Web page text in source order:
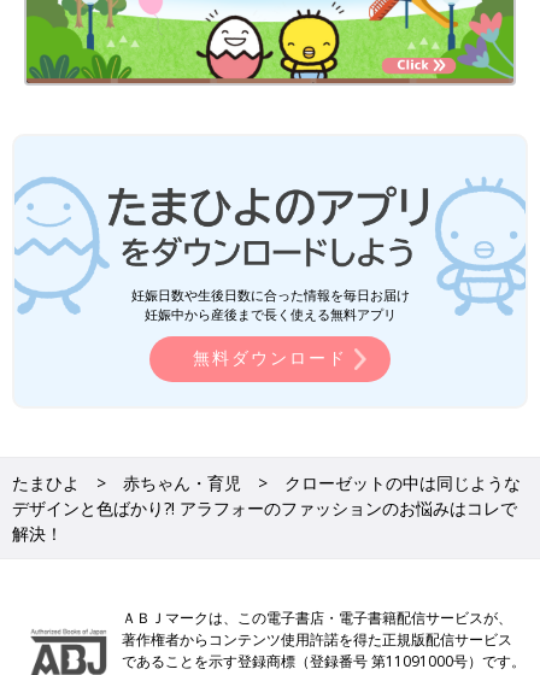
妊娠日数や生後日数に合った情報を毎日お届け
妊娠中から産後まで長く使える無料アプリ
無料ダウンロード
たまひよ 赤ちゃん・育児
クローゼットの中は同じような
デザインと色ばかり?! アラフォーのファッションのお悩みはコレで
解決！
ＡＢＪマークは、この電子書店・電子書籍配信サービスが、
著作権者からコンテンツ使用許諾を得た正規版配信サービス
であることを示す登録商標（登録番号 第11091000号）です。